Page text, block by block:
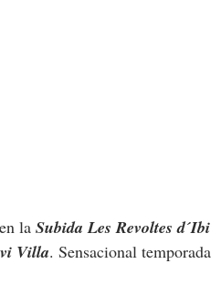
la Subida Les Revoltes d´Ibi
Villa. Sensacional temporada